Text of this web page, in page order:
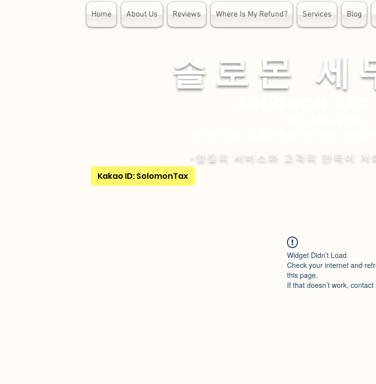
Home About Us Reviews Where Is My Refund? Services Blog
솔 로 몬 세
-양질의 서비스와 고객의 만족이 저
Kakao ID: SolomonTax
Widget Didn’t Load
Check your internet and
this page.
If that doesn’t work, contact